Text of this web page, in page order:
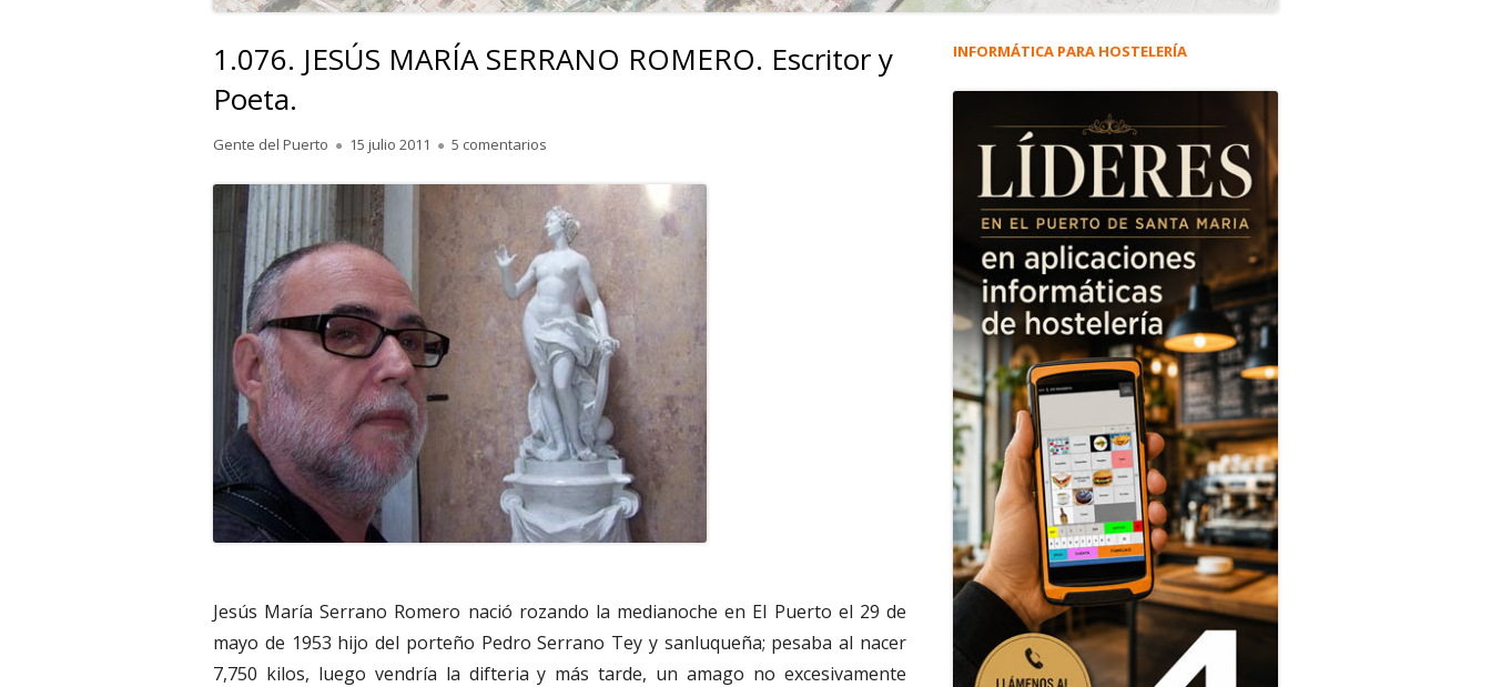
1.076. JESÚS MARÍA SERRANO ROMERO. Escritor y
Poeta.
Autor
Gente del Puerto
Publicado
15 julio 2011 5 comentarios
Jesús María Serrano Romero nació rozando la medianoche en El Puerto el 29 de
mayo de 1953 hijo del porteño Pedro Serrano Tey y sanluqueña; pesaba al nacer
7,750 kilos, luego vendría la difteria y más tarde, un amago no excesivamente
Barra
principal
INFORMÁTICA PARA HOSTELERÍA